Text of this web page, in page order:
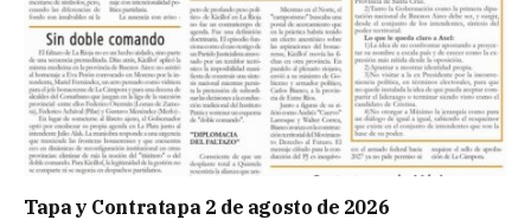
Tapa y Contratapa 2 de agosto de 2026